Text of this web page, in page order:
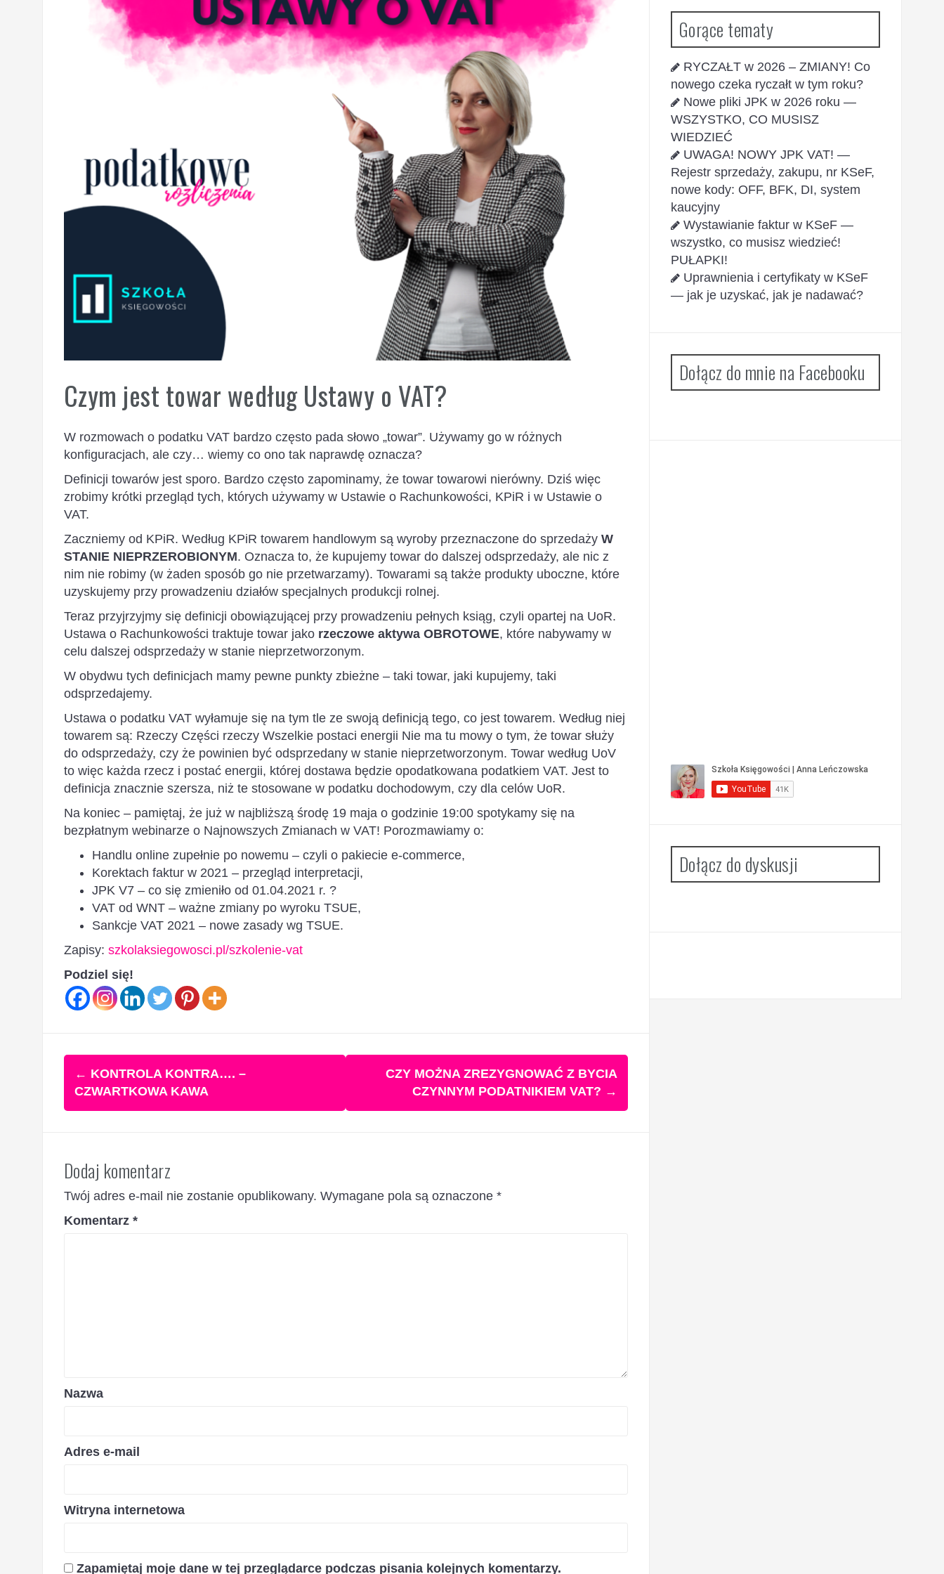
Czym jest towar według Ustawy o VAT?
W rozmowach o podatku VAT bardzo często pada słowo „towar”. Używamy go w różnych
konfiguracjach, ale czy… wiemy co ono tak naprawdę oznacza?
Definicji towarów jest sporo. Bardzo często zapominamy, że towar towarowi nierówny. Dziś więc
zrobimy krótki przegląd tych, których używamy w Ustawie o Rachunkowości, KPiR i w Ustawie o
VAT.
Zaczniemy od KPiR. Według KPiR towarem handlowym są wyroby przeznaczone do sprzedaży W
STANIE NIEPRZEROBIONYM. Oznacza to, że kupujemy towar do dalszej odsprzedaży, ale nic z
nim nie robimy (w żaden sposób go nie przetwarzamy). Towarami są także produkty uboczne, które
uzyskujemy przy prowadzeniu działów specjalnych produkcji rolnej.
Teraz przyjrzyjmy się definicji obowiązującej przy prowadzeniu pełnych ksiąg, czyli opartej na UoR.
Ustawa o Rachunkowości traktuje towar jako rzeczowe aktywa OBROTOWE, które nabywamy w
celu dalszej odsprzedaży w stanie nieprzetworzonym.
W obydwu tych definicjach mamy pewne punkty zbieżne – taki towar, jaki kupujemy, taki
odsprzedajemy.
Ustawa o podatku VAT wyłamuje się na tym tle ze swoją definicją tego, co jest towarem. Według niej
towarem są: Rzeczy Części rzeczy Wszelkie postaci energii Nie ma tu mowy o tym, że towar służy
do odsprzedaży, czy że powinien być odsprzedany w stanie nieprzetworzonym. Towar według UoV
to więc każda rzecz i postać energii, której dostawa będzie opodatkowana podatkiem VAT. Jest to
definicja znacznie szersza, niż te stosowane w podatku dochodowym, czy dla celów UoR.
Na koniec – pamiętaj, że już w najbliższą środę 19 maja o godzinie 19:00 spotykamy się na
bezpłatnym webinarze o Najnowszych Zmianach w VAT! Porozmawiamy o:
Handlu online zupełnie po nowemu – czyli o pakiecie e-commerce,
Korektach faktur w 2021 – przegląd interpretacji,
JPK V7 – co się zmieniło od 01.04.2021 r. ?
VAT od WNT – ważne zmiany po wyroku TSUE,
Sankcje VAT 2021 – nowe zasady wg TSUE.
Zapisy: szkolaksiegowosci.pl/szkolenie-vat
Podziel się!
Zobacz
wpisy
← KONTROLA KONTRA…. –
CZWARTKOWA KAWA
CZY MOŻNA ZREZYGNOWAĆ Z BYCIA
CZYNNYM PODATNIKIEM VAT? →
Dodaj komentarz
Twój adres e-mail nie zostanie opublikowany. Wymagane pola są oznaczone *
Komentarz *
Nazwa
Adres e-mail
Witryna internetowa
Zapamiętaj moje dane w tej przeglądarce podczas pisania kolejnych komentarzy.
Gorące tematy
RYCZAŁT w 2026 – ZMIANY! Co
nowego czeka ryczałt w tym roku?
Nowe pliki JPK w 2026 roku —
WSZYSTKO, CO MUSISZ
WIEDZIEĆ
UWAGA! NOWY JPK VAT! —
Rejestr sprzedaży, zakupu, nr KSeF,
nowe kody: OFF, BFK, DI, system
kaucyjny
Wystawianie faktur w KSeF —
wszystko, co musisz wiedzieć!
PUŁAPKI!
Uprawnienia i certyfikaty w KSeF
— jak je uzyskać, jak je nadawać?
Dołącz do mnie na Facebooku
Dołącz do dyskusji